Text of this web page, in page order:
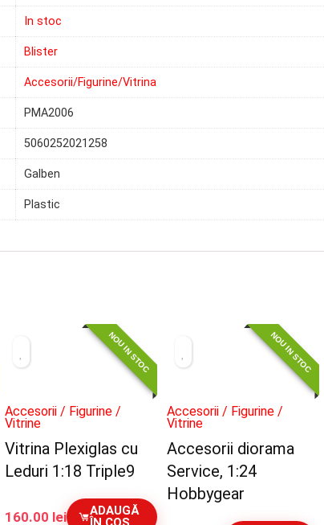
In stoc
Blister
Accesorii/Figurine/Vitrina
PMA2006
5060252021258
Galben
Plastic
NOU IN STOC
Accesorii / Figurine /
Vitrine
Vitrina Plexiglas cu
Leduri 1:18 Triple9
160.00 lei
ADAUGĂ
NOU IN STOC
Accesorii / Figurine /
Vitrine
Accesorii diorama
Service, 1:24
Hobbygear